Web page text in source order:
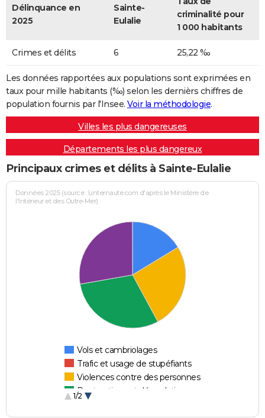
Délinquance en
2025
Sainte-
Eulalie
criminalité pour
1 000 habitants
Crimes et délits 6 25,22 ‰
Les données rapportées aux populations sont exprimées en
taux pour mille habitants (‰) selon les dernièrs chiffres de
population fournis par l'Insee. Voir la méthodologie.
Villes les plus dangereuses
Départements les plus dangereux
Principaux crimes et délits à Sainte-Eulalie
Données 2025 (source : Linternaute.com d'après le Ministère de
l'Intérieur et des Outre-Mer)
Vols et cambriolages
Trafic et usage de stupéfiants
Violences contre des personnes
Destructions et dégradations
1/2